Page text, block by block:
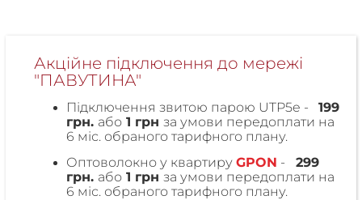
Акційне підключення до мережі
"ПАВУТИНА"
Підключення звитою парою UTP5e - 199
грн. або 1 грн за умови передоплати на
6 міс. обраного тарифного плану.
Оптоволокно у квартиру GPON -
299
грн. або 1 грн за умови передоплати на
6 міс. обраного тарифного плану.